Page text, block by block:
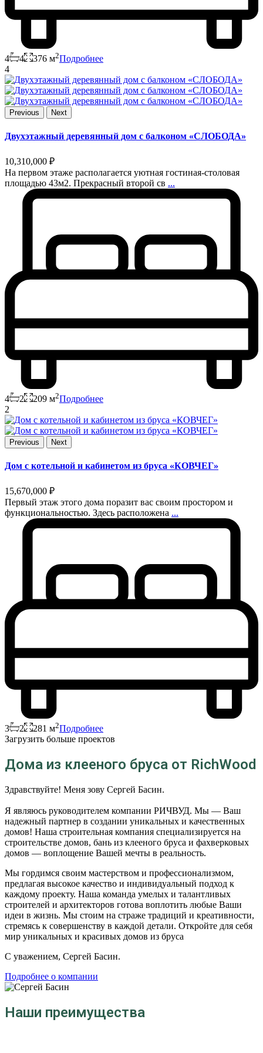
4 4 376 м2Подробнее
4
Previous Next
Двухэтажный деревянный дом с балконом «СЛОБОДА»
10,310,000 ₽
На первом этаже располагается уютная гостиная-столовая
площадью 43м2. Прекрасный второй св ...
4 2 209 м2Подробнее
2
Previous Next
Дом с котельной и кабинетом из бруса «КОВЧЕГ»
15,670,000 ₽
Первый этаж этого дома поразит вас своим простором и
функциональностью. Здесь расположена ...
3 2 281 м2Подробнее
Загрузить больше проектов
Дома из клееного бруса от RichWood
Здравствуйте! Меня зову Сергей Басин.
Я являюсь руководителем компании РИЧВУД. Мы — Ваш
надежный партнер в создании уникальных и качественных
домов! Наша строительная компания специализируется на
строительстве домов, бань из клееного бруса и фахверковых
домов — воплощение Вашей мечты в реальность.
Мы гордимся своим мастерством и профессионализмом,
предлагая высокое качество и индивидуальный подход к
каждому проекту. Наша команда умелых и талантливых
строителей и архитекторов готова воплотить любые Ваши
идеи в жизнь. Мы стоим на страже традиций и креативности,
стремясь к совершенству в каждой детали. Откройте для себя
мир уникальных и красивых домов из бруса
С уважением, Сергей Басин.
Подробнее о компании
Наши преимущества